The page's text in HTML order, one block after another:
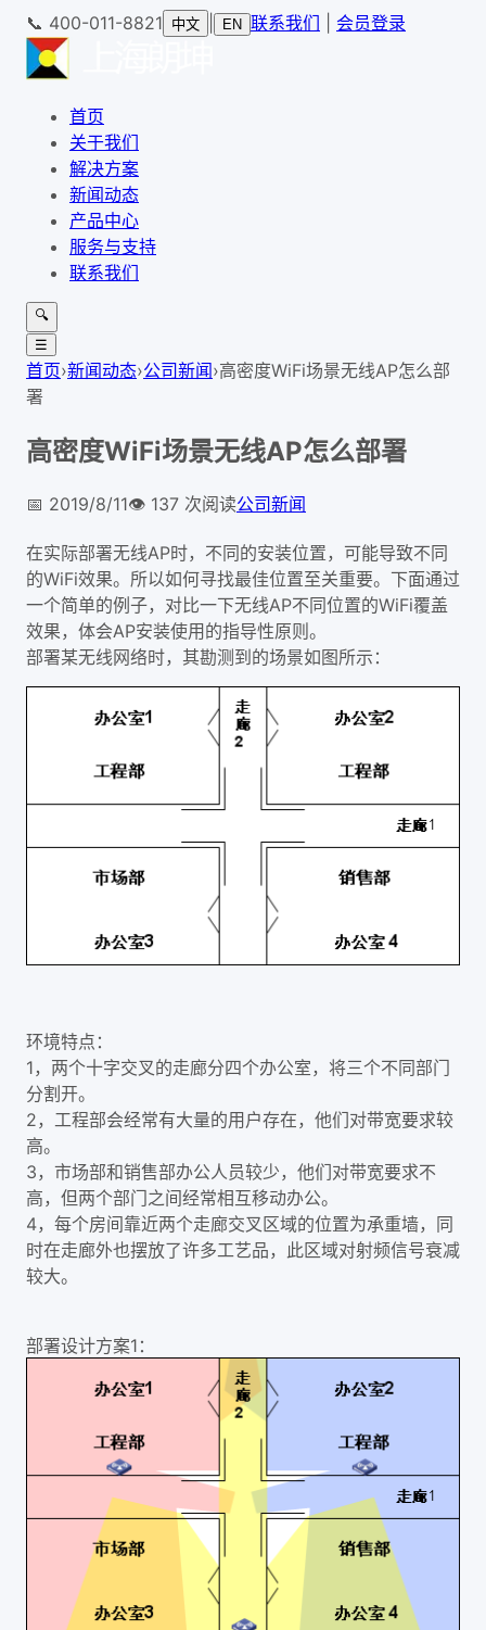
📞 400-011-8821 中文 EN 联系我们 会员登录
首页
关于我们
解决方案
新闻动态
产品中心
服务与支持
联系我们
🔍
☰
首页›新闻动态›公司新闻›高密度WiFi场景无线AP怎么部
署
高密度WiFi场景无线AP怎么部署
📅 2019/8/11👁️ 137 次阅读公司新闻
在实际部署无线AP时，不同的安装位置，可能导致不同
的WiFi效果。所以如何寻找最佳位置至关重要。下面通过
一个简单的例子，对比一下无线AP不同位置的WiFi覆盖
效果，体会AP安装使用的指导性原则。
部署某无线网络时，其勘测到的场景如图所示：
环境特点：
1，两个十字交叉的走廊分四个办公室，将三个不同部门
分割开。
2，工程部会经常有大量的用户存在，他们对带宽要求较
高。
3，市场部和销售部办公人员较少，他们对带宽要求不
高，但两个部门之间经常相互移动办公。
4，每个房间靠近两个走廊交叉区域的位置为承重墙，同
时在走廊外也摆放了许多工艺品，此区域对射频信号衰减
较大。
部署设计方案1：